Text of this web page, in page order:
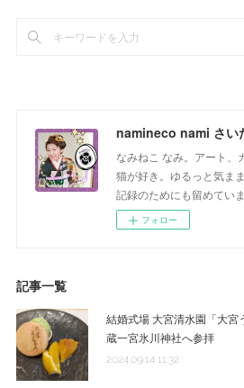
namineco nami さい
なみねこ なみ。アート、
猫が好き。ゆるっと気ま
記録のためにも留めていま
フォロー
記事一覧
結婚式場 大宮清水園「大
蔵一宮氷川神社へ参拝
2024.09.14 11:32